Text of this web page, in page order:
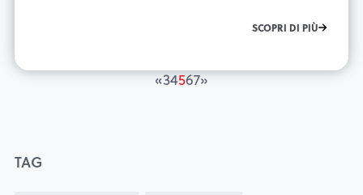
SCOPRI DI PIÙ
«34567»
TAG